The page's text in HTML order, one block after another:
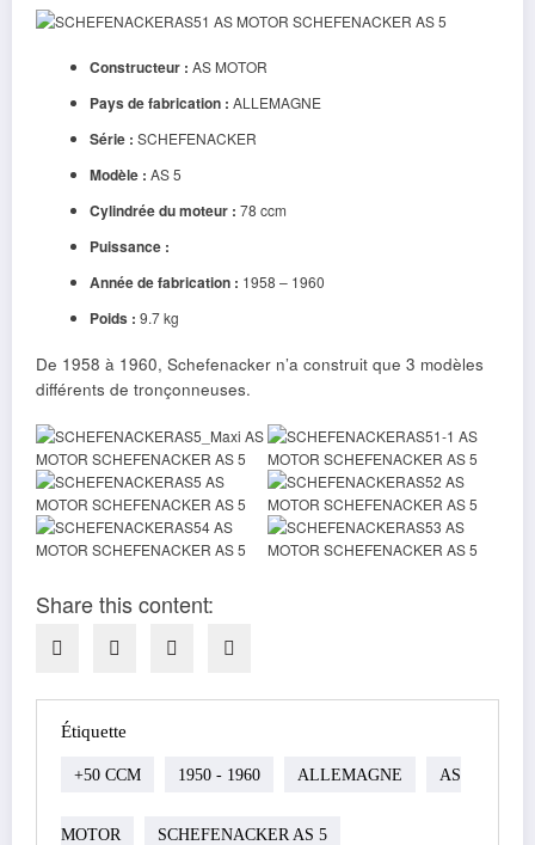
Constructeur : AS MOTOR
Pays de fabrication : ALLEMAGNE
Série : SCHEFENACKER
Modèle : AS 5
Cylindrée du moteur : 78 ccm
Puissance :
Année de fabrication : 1958 – 1960
Poids : 9.7 kg
De 1958 à 1960, Schefenacker n’a construit que 3 modèles
différents de tronçonneuses.
Share this content:
Étiquette
+50 CCM 1950 - 1960 ALLEMAGNE AS
MOTOR SCHEFENACKER AS 5